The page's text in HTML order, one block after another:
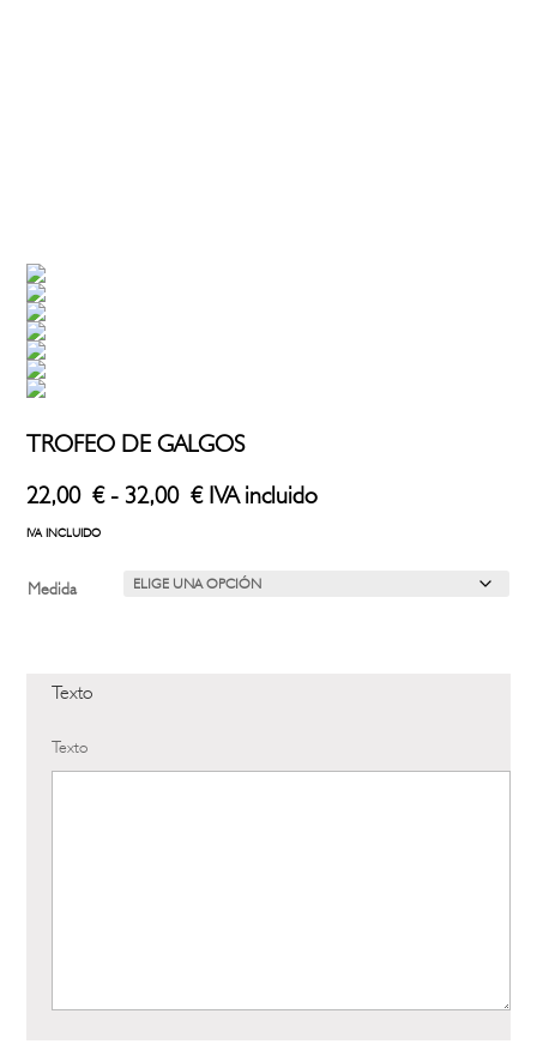
TROFEO DE GALGOS
22,00€ - 32,00€Rango
desde
IVA incluido
IVA INCLUIDO
Medida
Texto
Texto